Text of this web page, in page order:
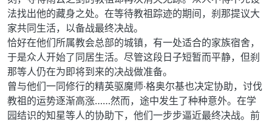
法找出他的藏身之处。在等待教祖踪迹的期间，刹那提议大
家共同生活，以备战最终决战。
恰好在他们所属教会总部的城镇，有一处适合的家族宿舍，
于是众人开始了同居生活。尽管这段日子短暂而平静，但刹
那等人仍在为即将到来的决战做准备。
曾与他们一同修行的精英驱魔师·格奥尔基也决定协助，讨伐
教祖的运势逐渐高涨……然而，途中发生了种种意外。在学
园结识的知星等人的协助下，他们一步步逼近最终决战。前